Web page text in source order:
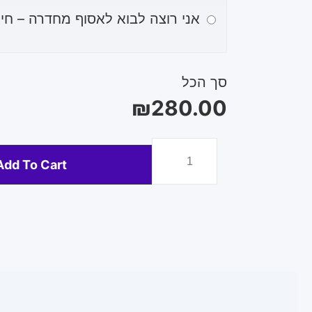
אני רוצה לבוא לאסוף מחדרה –
סך הכל
₪280.00
To Cart